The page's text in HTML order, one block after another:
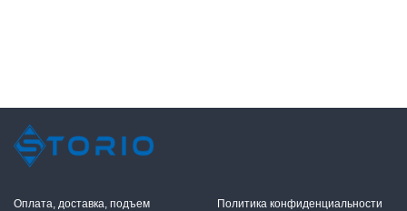
Оплата, доставка, подъем Политика конфиденциальности